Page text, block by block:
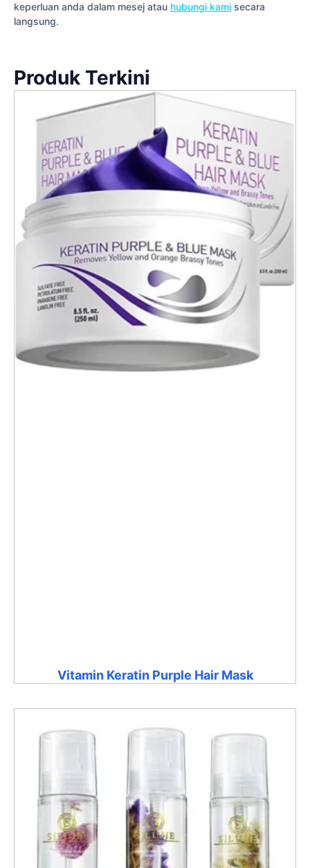
keperluan anda dalam mesej atau hubungi kami secara
langsung.
Produk Terkini
Vitamin Keratin Purple Hair Mask